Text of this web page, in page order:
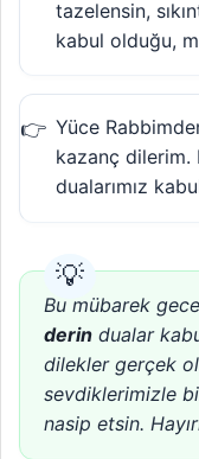
tazelensin,
kabul olduğu,
Yüce
kazanç dilerim.
dualarımız
Bu mübarek
derin dualar
dilekler gerçek
sevdiklerimizle
nasip etsin.